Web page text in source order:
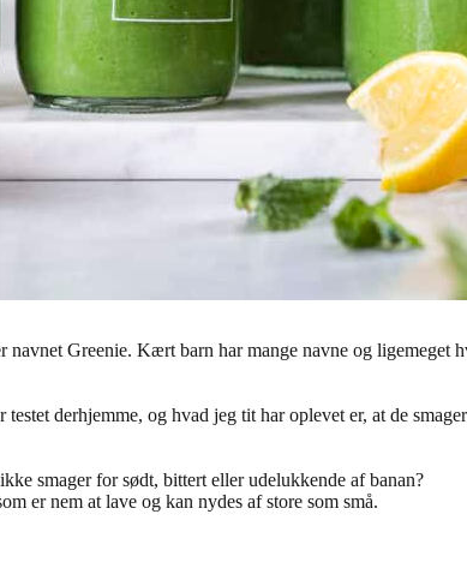
Greenie. Kært barn har mange navne og
derhjemme, og hvad jeg tit har oplevet er, at de
smager for sødt, bittert eller udelukkende af banan?
er nem at lave og kan nydes af store som små.